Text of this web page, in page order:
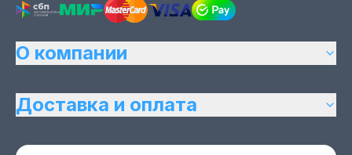
О компании
Доставка и оплата